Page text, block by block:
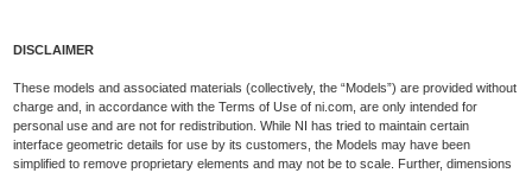
DISCLAIMER
These models and associated materials (collectively, the “Models”) are provided without
charge and, in accordance with the Terms of Use of ni.com, are only intended for
personal use and are not for redistribution. While NI has tried to maintain certain
interface geometric details for use by its customers, the Models may have been
simplified to remove proprietary elements and may not be to scale. Further, dimensions